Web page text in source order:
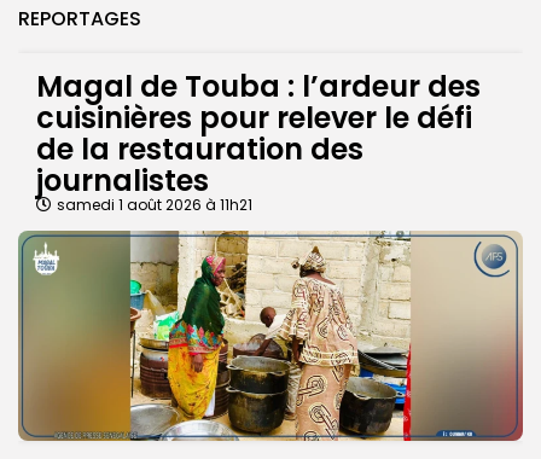
REPORTAGES
Magal de Touba : l’ardeur des
cuisinières pour relever le défi
de la restauration des
journalistes
samedi 1 août 2026 à 11h21